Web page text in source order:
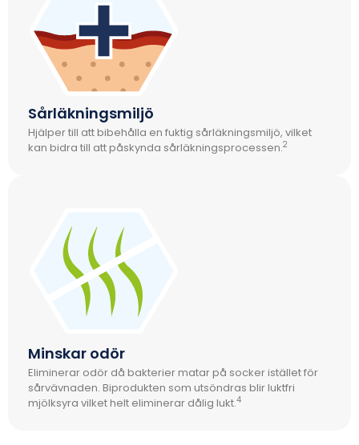
Sårläkningsmiljö
Hjälper till att bibehålla en fuktig sårläkningsmiljö, vilket
kan bidra till att påskynda sårläkningsprocessen.2
Minskar odör
Eliminerar odör då bakterier matar på socker istället för
sårvävnaden. Biprodukten som utsöndras blir luktfri
mjölksyra vilket helt eliminerar dålig lukt.4